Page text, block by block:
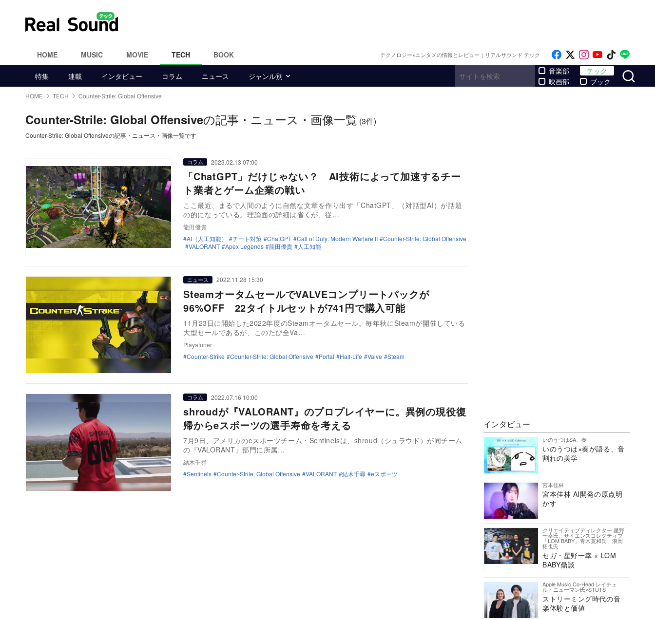
HOME MUSIC MOVIE TECH BOOK テクノロジー×エンタメの情報とレビュー｜リアルサウンド テック Like on Facebook
Follow on x
Follow on
Follow on
Follow
特集 連載 インタビュー コラム ニュース ジャンル別
音楽部
映画部
テック
ブック
HOME TECH Counter-Strile: Global Offensive
Counter-Strile: Global Offensiveの記事・ニュース・画像一覧 (3件)
Counter-Strile: Global Offensiveの記事・ニュース・画像一覧です
コラム 2023.02.13 07:00
「ChatGPT」だけじゃない？ AI技術によって加速するチー
ト業者とゲーム企業の戦い
ここ最近、まるで人間のように自然な文章を作り出す「ChatGPT」（対話型AI）が話題
の的になっている。理論面の詳細は省くが、従…
龍田優貴
AI（人工知能）
チート対策 ChatGPT Call of Duty: Modern Warfare II
Counter-Strile: Global Offensive
VALORANT
Apex Legends 龍田優貴 人工知能
ニュース 2022.11.28 15:30
SteamオータムセールでVALVEコンプリートパックが
96%OFF 22タイトルセットが741円で購入可能
11月23日に開始した2022年度のSteamオータムセール。毎年秋にSteamが開催している
大型セールであるが、このたび全Va…
Playatuner
Counter-Strike
Counter-Strile: Global Offensive Portal Half-Life Valve Steam
コラム 2022.07.16 10:00
shroudが『VALORANT』のプロプレイヤーに。異例の現役復
帰からeスポーツの選手寿命を考える
7月9日、アメリカのeスポーツチーム・Sentinelsは、shroud（シュラウド）が同チーム
の『VALORANT』部門に所属…
結木千尋
Sentinels
Counter-Strile: Global Offensive VALORANT 結木千尋 eスポーツ
インタビュー
いのうつはSA、奏
いのうつは×奏が語る、音
割れの美学
宮本佳林
宮本佳林 AI開発の原点明
かす
クリエイティブディレクター 星野
一幸氏、サイエンスコレクティブ
「LOM BABY」青木寛和氏、浪岡
拓也氏
セガ・星野一幸 × LOM
BABY鼎談
Apple Music Co-Head レイチェ
ル・ニューマン氏×STUTS
ストリーミング時代の音
楽体験と価値